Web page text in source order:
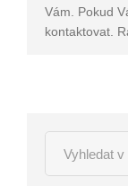
Vám. Pokud
kontaktovat.